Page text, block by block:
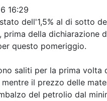
16:29
dell'1,5% al di sotto
prima della dichiarazione
questo pomeriggio.
saliti per la prima volta
il prezzo delle
del petrolio dal